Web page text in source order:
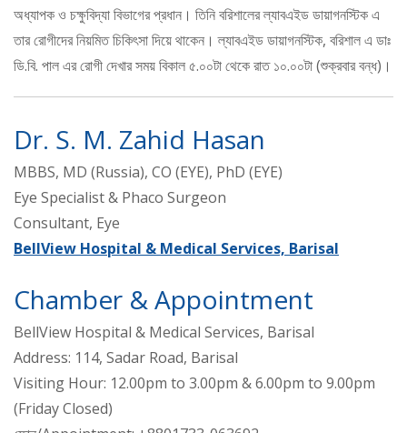
অধ্যাপক ও চক্ষুবিদ্যা বিভাগের প্রধান। তিনি বরিশালের ল্যাবএইড ডায়াগনস্টিক এ
তার রোগীদের নিয়মিত চিকিৎসা দিয়ে থাকেন। ল্যাবএইড ডায়াগনস্টিক, বরিশাল এ ডাঃ
ডি.বি. পাল এর রোগী দেখার সময় বিকাল ৫.০০টা থেকে রাত ১০.০০টা (শুক্রবার বন্ধ)।
Dr. S. M. Zahid Hasan
MBBS, MD (Russia), CO (EYE), PhD (EYE)
Eye Specialist & Phaco Surgeon
Consultant, Eye
BellView Hospital & Medical Services, Barisal
Chamber & Appointment
BellView Hospital & Medical Services, Barisal
Address: 114, Sadar Road, Barisal
Visiting Hour: 12.00pm to 3.00pm & 6.00pm to 9.00pm
(Friday Closed)